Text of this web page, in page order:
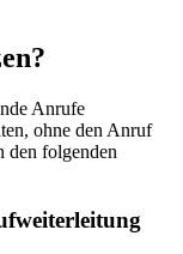
Anrufe
ohne den Anruf
den folgenden